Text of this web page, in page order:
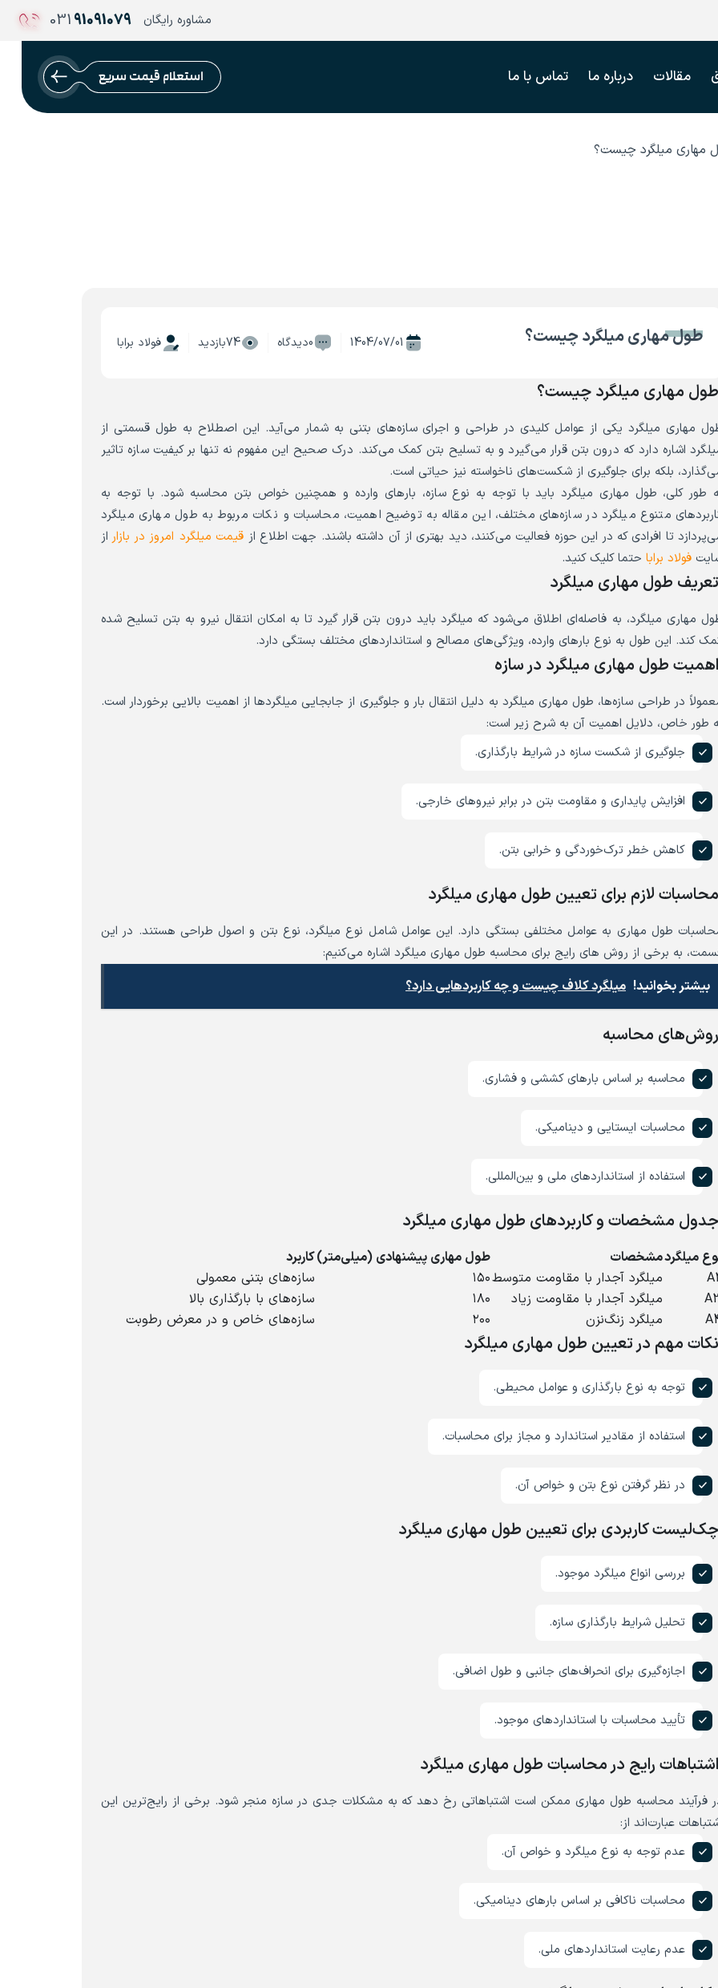
مشاوره رایگان 91091079
031
مقالات درباره ما تماس با ما استعلام قیمت سریع
مهاری میلگرد چیست؟
طول مهاری میلگرد چیست؟ 1404/07/01 0دیدگاه 74بازدید فولاد برابا
طول مهاری میلگرد چیست؟
مهاری میلگرد یکی از عوامل کلیدی در طراحی و اجرای سازه‌های بتنی به شمار می‌آید. این اصطلاح به طول قسمتی از
اشاره دارد که درون بتن قرار می‌گیرد و به تسلیح بتن کمک می‌کند. درک صحیح این مفهوم نه تنها بر کیفیت سازه تاثیر
بلکه برای جلوگیری از شکست‌های ناخواسته نیز حیاتی است.
طور کلی، طول مهاری میلگرد باید با توجه به نوع سازه، بارهای وارده و همچنین خواص بتن محاسبه شود. با توجه به
متنوع میلگرد در سازه‌های مختلف، این مقاله به توضیح اهمیت، محاسبات و نکات مربوط به طول مهاری میلگرد
تا افرادی که در این حوزه فعالیت می‌کنند، دید بهتری از آن داشته باشند. جهت اطلاع از قیمت میلگرد امروز در بازاراز
فولاد برابا حتما کلیک کنید.
تعریف طول مهاری میلگرد
مهاری میلگرد، به فاصله‌ای اطلاق می‌شود که میلگرد باید درون بتن قرار گیرد تا به امکان انتقال نیرو به بتن تسلیح شده
کند. این طول به نوع بارهای وارده، ویژگی‌های مصالح و استانداردهای مختلف بستگی دارد.
اهمیت طول مهاری میلگرد در سازه
در طراحی سازه‌ها، طول مهاری میلگرد به دلیل انتقال بار و جلوگیری از جابجایی میلگردها از اهمیت بالایی برخوردار است.
طور خاص، دلایل اهمیت آن به شرح زیر است:
جلوگیری از شکست سازه در شرایط بارگذاری.
افزایش پایداری و مقاومت بتن در برابر نیروهای خارجی.
کاهش خطر ترک‌خوردگی و خرابی بتن.
محاسبات لازم برای تعیین طول مهاری میلگرد
طول مهاری به عوامل مختلفی بستگی دارد. این عوامل شامل نوع میلگرد، نوع بتن و اصول طراحی هستند. در این
به برخی از روش های رایج برای محاسبه طول مهاری میلگرد اشاره می‌کنیم:
بیشتر بخوانید! میلگرد کلاف چیست و چه کاربردهایی دارد؟
روش‌های محاسبه
محاسبه بر اساس بارهای کششی و فشاری.
محاسبات ایستایی و دینامیکی.
استفاده از استانداردهای ملی و بین‌المللی.
جدول مشخصات و کاربردهای طول مهاری میلگرد
میلگردمشخصات طول مهاری پیشنهادی (میلی‌متر)کاربرد
میلگرد آجدار با مقاومت متوسط۱۵۰
سازه‌های بتنی معمولی
میلگرد آجدار با مقاومت زیاد ۱۸۰
سازه‌های با بارگذاری بالا
میلگرد زنگ‌نزن ۲۰۰ سازه‌های خاص و در معرض رطوبت
نکات مهم در تعیین طول مهاری میلگرد
توجه به نوع بارگذاری و عوامل محیطی.
استفاده از مقادیر استاندارد و مجاز برای محاسبات.
در نظر گرفتن نوع بتن و خواص آن.
چک‌لیست کاربردی برای تعیین طول مهاری میلگرد
بررسی انواع میلگرد موجود.
تحلیل شرایط بارگذاری سازه.
اجازه‌گیری برای انحراف‌های جانبی و طول اضافی.
تأیید محاسبات با استانداردهای موجود.
اشتباهات رایج در محاسبات طول مهاری میلگرد
فرآیند محاسبه طول مهاری ممکن است اشتباهاتی رخ دهد که به مشکلات جدی در سازه منجر شود. برخی از رایج‌ترین این
عبارت‌اند از:
عدم توجه به نوع میلگرد و خواص آن.
محاسبات ناکافی بر اساس بارهای دینامیکی.
عدم رعایت استانداردهای ملی.